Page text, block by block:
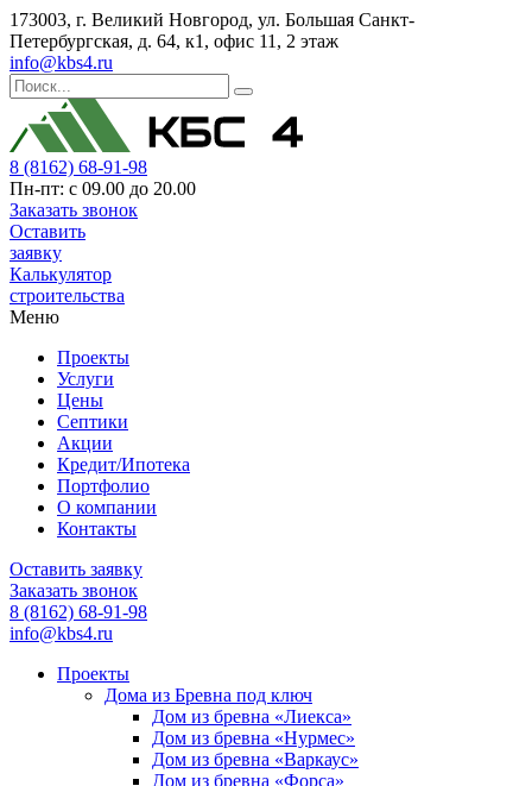
173003, г. Великий Новгород, ул. Большая Санкт-
Петербургская, д. 64, к1, офис 11, 2 этаж
info@kbs4.ru
8 (8162) 68-91-98
Пн-пт: с 09.00 до 20.00
Заказать звонок
Оставить
заявку
Калькулятор
строительства
Меню
Проекты
Услуги
Цены
Септики
Акции
Кредит/Ипотека
Портфолио
О компании
Контакты
Оставить заявку
Заказать звонок
8 (8162) 68-91-98
info@kbs4.ru
Проекты
Дома из Бревна под ключ
Дом из бревна «Лиекса»
Дом из бревна «Нурмес»
Дом из бревна «Варкаус»
Дом из бревна «Форса»